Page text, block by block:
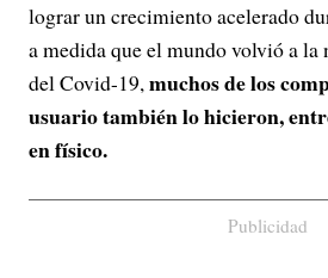
lograr un crecimiento acelerado
a medida que el mundo volvió a la
del Covid-19,muchos de los
usuario también lo hicieron,
en físico.
Publicidad